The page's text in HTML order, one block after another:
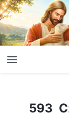
593 Czemu Hiob
593